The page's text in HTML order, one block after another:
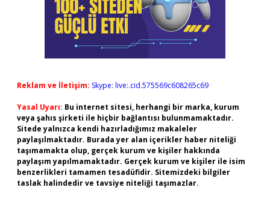
Reklam ve İletişim: Skype: live:.cid.575569c608265c69
Yasal Uyarı: Bu internet sitesi, herhangi bir marka, kurum
veya şahıs şirketi ile hiçbir bağlantısı bulunmamaktadır.
Sitede yalnızca kendi hazırladığımız makaleler
paylaşılmaktadır. Burada yer alan içerikler haber niteliği
taşımamakta olup, gerçek kurum ve kişiler hakkında
paylaşım yapılmamaktadır. Gerçek kurum ve kişiler ile isim
benzerlikleri tamamen tesadüfidir. Sitemizdeki bilgiler
taslak halindedir ve tavsiye niteliği taşımazlar.